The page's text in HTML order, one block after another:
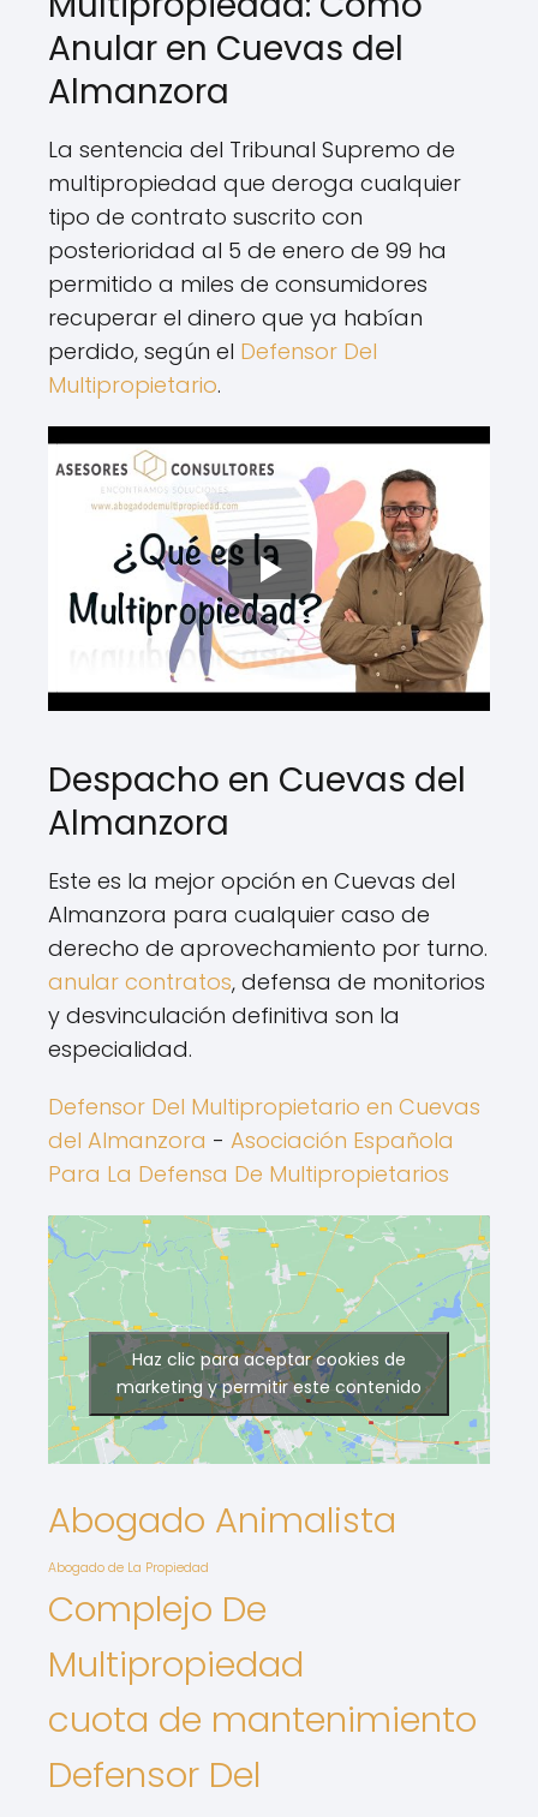
Anular en Cuevas del
Almanzora
La sentencia del Tribunal Supremo de
multipropiedad que deroga cualquier
tipo de contrato suscrito con
posterioridad al 5 de enero de 99 ha
permitido a miles de consumidores
recuperar el dinero que ya habían
perdido, según el Defensor Del
Multipropietario.
Despacho en Cuevas del
Almanzora
Este es la mejor opción en Cuevas del
Almanzora para cualquier caso de
derecho de aprovechamiento por turno.
anular contratos, defensa de monitorios
y desvinculación definitiva son la
especialidad.
Defensor Del Multipropietario en Cuevas
del Almanzora - Asociación Española
Para La Defensa De Multipropietarios
Haz clic para aceptar cookies de
marketing y permitir este contenido
Abogado Animalista
Abogado de La Propiedad
Complejo De
Multipropiedad
cuota de mantenimiento
Defensor Del